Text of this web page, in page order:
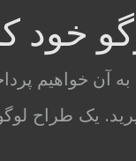
خود
آن خواهیم
یک طراح